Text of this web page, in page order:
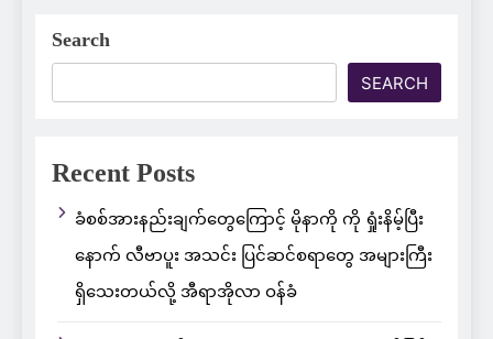
Search
SEARCH
Recent Posts
ခံစစ်အားနည်းချက်တွေကြောင့် မိုနာကို ကို ရှုံးနိမ့်ပြီး
နောက် လီဗာပူး အသင်း ပြင်ဆင်စရာတွေ အများကြီး
ရှိသေးတယ်လို့ အီရာအိုလာ ဝန်ခံ